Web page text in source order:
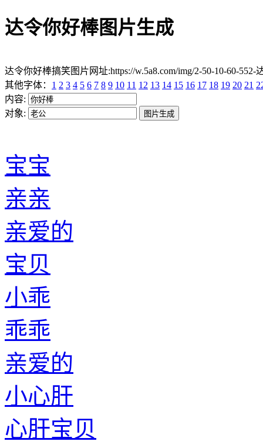
达令你好棒图片生成
达令你好棒搞笑图片网址:https://w.5a8.com/img/2-50-10-60-552-
其他字体： 1 2 3 4 5 6 7 8 9 10 11 12 13 14 15 16 17 18 19 20 21
内容:
对象:
宝宝
亲亲
亲爱的
宝贝
小乖
乖乖
亲爱的
小心肝
心肝宝贝